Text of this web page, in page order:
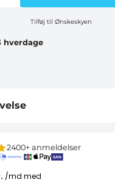
Tilføj til Ønskeskyen
hverdage
2400+ anmeldelser